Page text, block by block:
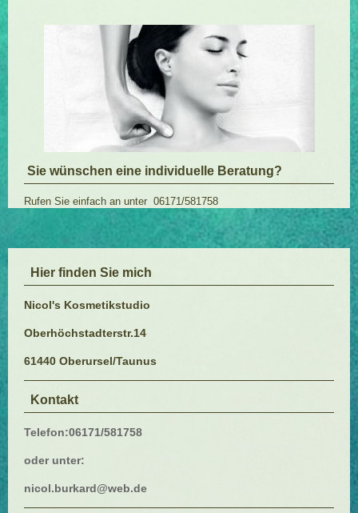
Sie wünschen eine individuelle Beratung?
Rufen Sie einfach an unter 06171/581758
Hier finden Sie mich
Nicol's Kosmetikstudio
Oberhöchstadterstr.14
61440 Oberursel/Taunus
Kontakt
Telefon:06171/581758
oder unter:
nicol.burkard@web.de